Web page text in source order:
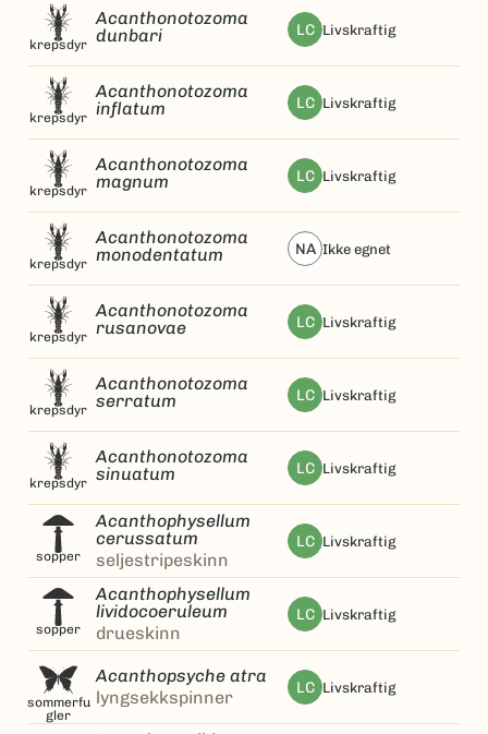
krepsdyr
Acanthonotozoma
dunbari
LC livskraftig
krepsdyr
Acanthonotozoma
inflatum
LC livskraftig
krepsdyr
Acanthonotozoma
magnum
LC livskraftig
krepsdyr
Acanthonotozoma
monodentatum
NA ikke egnet
krepsdyr
Acanthonotozoma
rusanovae
LC livskraftig
krepsdyr
Acanthonotozoma
serratum
LC livskraftig
krepsdyr
Acanthonotozoma
sinuatum
LC livskraftig
sopper
Acanthophysellum
cerussatum
seljestripeskinn
LC livskraftig
sopper
Acanthophysellum
lividocoeruleum
drueskinn
LC livskraftig
sommerfu
gler
Acanthopsyche atra
lyngsekkspinner
LC livskraftig